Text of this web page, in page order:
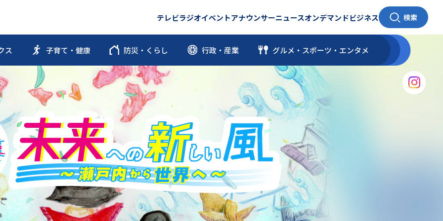
テレビラジオイベントアナウンサーニュースオンデマンドビジネス 検索
ス 子育て・健康 防災・くらし 行政・産業 グルメ・スポーツ ・ エンタメ